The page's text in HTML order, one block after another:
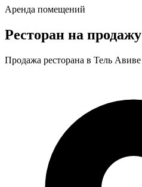
Аренда помещений
Ресторан на продажу
Продажа ресторана в Тель Авиве